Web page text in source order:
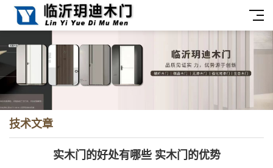
技术文章
实木门的好处有哪些 实木门的优势